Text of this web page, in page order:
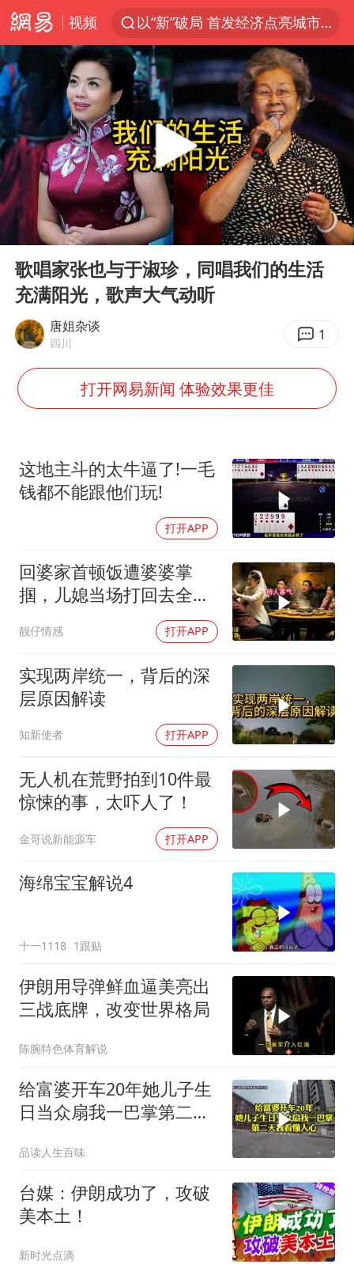
视频
以“新”破局 首发经济点亮城市消费活力
看守所辅警收受10万获刑1年
宇树科技发行价格150.80元/股
宇树科技王兴兴身家有望超200亿元
五粮液渠道价一箱上涨近百元
CIA被曝已秘密设立古巴工作组
贵州轮胎子公司获美国退税8136万
U17国足1分钟轰2球
把党建设得更加坚强有力
中国养老床位“三连降”
哪吒汽车南宁工厂设备降价20%拍卖
奋进开新局 实干挑大梁
Play
00:00 06:47
歌唱家张也与于淑珍，同唱我们的生活
充满阳光，歌声大气动听
唐姐杂谈
四川 1
打开网易新闻 体验效果更佳
这地主斗的太牛逼了!一毛
钱都不能跟他们玩!
打开APP
回婆家首顿饭遭婆婆掌
掴，儿媳当场打回去全家
靓仔情感 打开APP
实现两岸统一，背后的深
层原因解读
知新使者 打开APP
无人机在荒野拍到10件最
惊悚的事，太吓人了！
金哥说新能源车 打开APP
海绵宝宝解说4
十一1118 1跟贴
伊朗用导弹鲜血逼美亮出
三战底牌，改变世界格局
陈腕特色体育解说
给富婆开车20年她儿子生
日当众扇我一巴掌第二天
品读人生百味
台媒：伊朗成功了，攻破
美本土！
新时光点滴